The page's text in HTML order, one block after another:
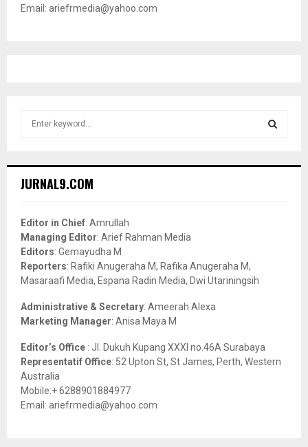
Email: ariefrmedia@yahoo.com
h
o
r
:
JURNAL9.COM
Editor in Chief: Amrullah
Managing Editor: Arief Rahman Media
Editors: Gemayudha M
Reporters: Rafiki Anugeraha M, Rafika Anugeraha M,
Masaraafi Media, Espana Radin Media, Dwi Utariningsih
Administrative & Secretary: Ameerah Alexa
Marketing Manager: Anisa Maya M
Editor’s Office : Jl. Dukuh Kupang XXXI no.46A Surabaya
Representatif Office: 52 Upton St, St James, Perth, Western
Australia
Mobile:+ 6288901884977
Email: ariefrmedia@yahoo.com